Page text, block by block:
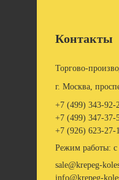
Контакты
Торгово-
г. Москва,
+7 (499) 343-92-
+7 (499) 347-37-
+7 (926) 623-27-
Режим работы: с
sale@krepeg-
info@krepeg-